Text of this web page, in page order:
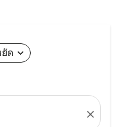
ยัด expand_more
close